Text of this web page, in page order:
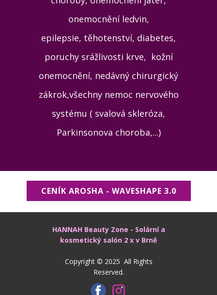
onemocnění ledvin,
epilepsie, těhotenství, diabetes,
poruchy srážlivosti krve, kožní
onemocnění, nedávný chirurgický
zákrok,všechny nemoc nervového
systému ( svalová skleróza,
Parkinsonova choroba,...)
CENÍK AROSHA - WAVESHAPE 3.0
HANNAH Beauty Zone - Solární a
kosmetický salón 2 x v Brně
Copyright © 2025 All Rights
Reserved.